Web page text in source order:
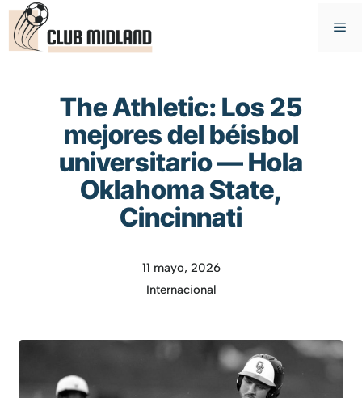
Saltar
contenido
The Athletic: Los 25
mejores del béisbol
universitario — Hola
Oklahoma State,
Cincinnati
11 mayo, 2026
Internacional